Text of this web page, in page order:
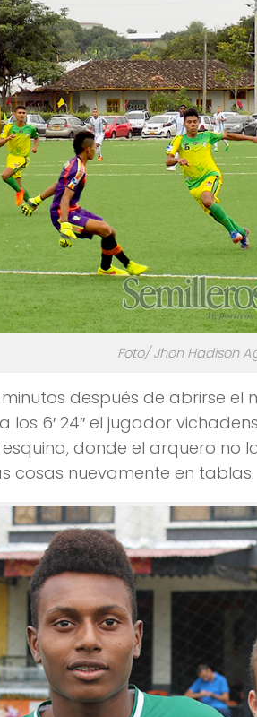
Foto/ Jhon Hadison
después de abrirse
los 6′ 24″ el jugador
donde el arquero no
cosas nuevamente en tablas.